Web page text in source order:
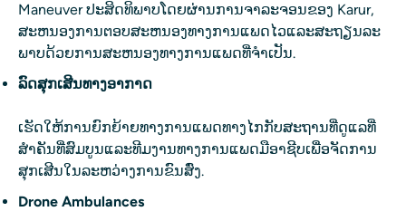
Maneuver ປະສິດທິພາບໂດຍຜ່ານການຈາລະຈອນຂອງ Karur,
ສະຫນອງການຕອບສະຫນອງທາງການແພດໄວແລະສະຖຽນລະ
ພາບດ້ວຍການສະຫນອງທາງການແພດທີ່ຈໍາເປັນ.
ລົດສຸກເສີນທາງອາກາດ
ເຮັດໃຫ້ການຍົກຍ້າຍທາງການແພດທາງໄກກັບສະຖານທີ່ດູແລທີ່
ສໍາຄັນທີ່ສົມບູນແລະທີມງານທາງການແພດມືອາຊີບເພື່ອຈັດການ
ສຸກເສີນໃນລະຫວ່າງການຂົນສົ່ງ.
Drone Ambulances